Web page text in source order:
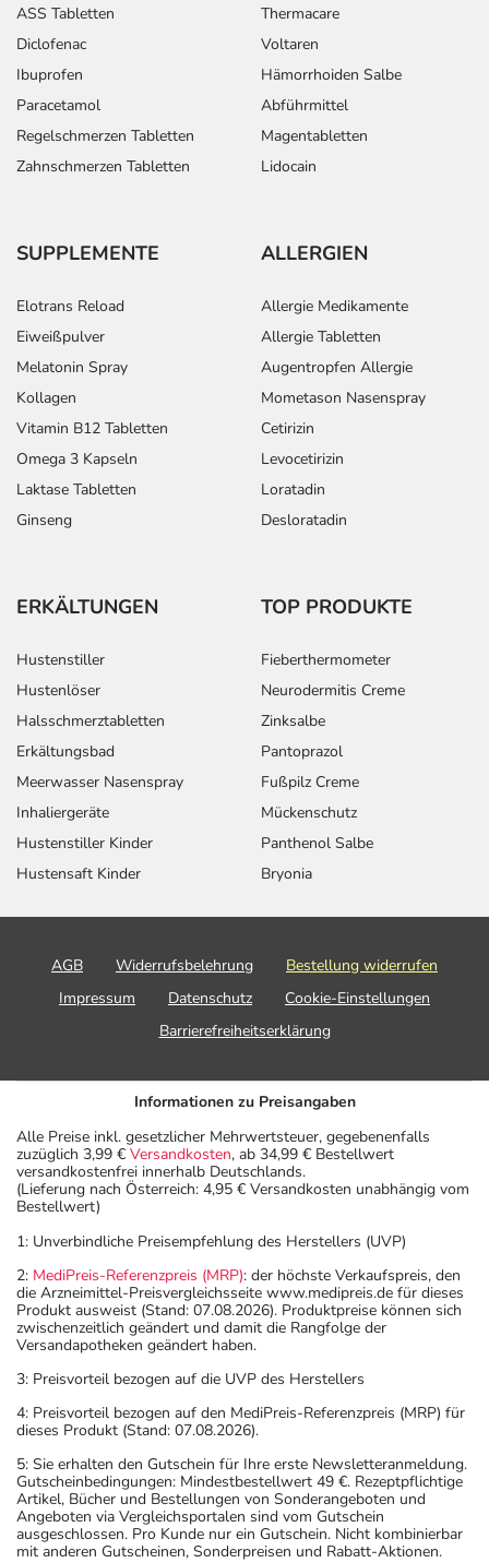
ASS Tabletten
Diclofenac
Ibuprofen
Paracetamol
Regelschmerzen Tabletten
Zahnschmerzen Tabletten
Thermacare
Voltaren
Hämorrhoiden Salbe
Abführmittel
Magentabletten
Lidocain
SUPPLEMENTE
Elotrans Reload
Eiweißpulver
Melatonin Spray
Kollagen
Vitamin B12 Tabletten
Omega 3 Kapseln
Laktase Tabletten
Ginseng
ALLERGIEN
Allergie Medikamente
Allergie Tabletten
Augentropfen Allergie
Mometason Nasenspray
Cetirizin
Levocetirizin
Loratadin
Desloratadin
ERKÄLTUNGEN
Hustenstiller
Hustenlöser
Halsschmerztabletten
Erkältungsbad
Meerwasser Nasenspray
Inhaliergeräte
Hustenstiller Kinder
Hustensaft Kinder
TOP PRODUKTE
Fieberthermometer
Neurodermitis Creme
Zinksalbe
Pantoprazol
Fußpilz Creme
Mückenschutz
Panthenol Salbe
Bryonia
AGB Widerrufsbelehrung
Bestellung widerrufen
Impressum
Datenschutz
Cookie-Einstellungen
Barrierefreiheitserklärung
Informationen zu Preisangaben
Alle Preise inkl. gesetzlicher Mehrwertsteuer, gegebenenfalls
zuzüglich 3,99 € Versandkosten, ab 34,99 € Bestellwert
versandkostenfrei innerhalb Deutschlands.
(Lieferung nach Österreich: 4,95 € Versandkosten unabhängig vom
Bestellwert)
1: Unverbindliche Preisempfehlung des Herstellers (UVP)
2: MediPreis-Referenzpreis (MRP): der höchste Verkaufspreis, den
die Arzneimittel-Preisvergleichsseite www.medipreis.de für dieses
Produkt ausweist (Stand: 07.08.2026). Produktpreise können sich
zwischenzeitlich geändert und damit die Rangfolge der
Versandapotheken geändert haben.
3: Preisvorteil bezogen auf die UVP des Herstellers
4: Preisvorteil bezogen auf den MediPreis-Referenzpreis (MRP) für
dieses Produkt (Stand: 07.08.2026).
5: Sie erhalten den Gutschein für Ihre erste Newsletteranmeldung.
Gutscheinbedingungen: Mindestbestellwert 49 €. Rezeptpflichtige
Artikel, Bücher und Bestellungen von Sonderangeboten und
Angeboten via Vergleichsportalen sind vom Gutschein
ausgeschlossen. Pro Kunde nur ein Gutschein. Nicht kombinierbar
mit anderen Gutscheinen, Sonderpreisen und Rabatt-Aktionen.